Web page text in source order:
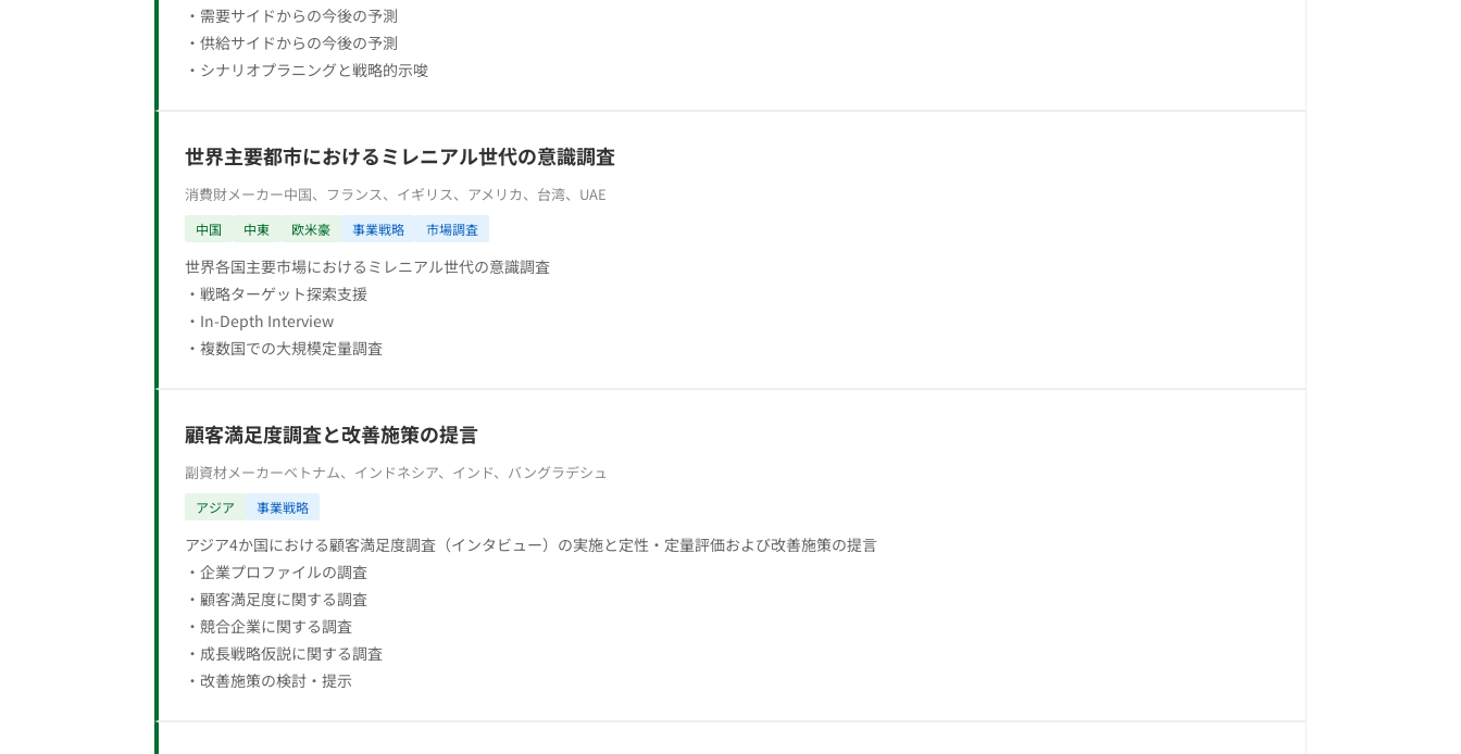
・需要サイドからの今後の予測
・供給サイドからの今後の予測
・シナリオプラニングと戦略的示唆
世界主要都市におけるミレニアル世代の意識調査
消費財メーカー中国、フランス、イギリス、アメリカ、台湾、UAE
中国 中東 欧米豪 事業戦略 市場調査
世界各国主要市場におけるミレニアル世代の意識調査
・戦略ターゲット探索支援
・In-Depth Interview
・複数国での大規模定量調査
顧客満足度調査と改善施策の提言
副資材メーカーベトナム、インドネシア、インド、バングラデシュ
アジア 事業戦略
アジア4か国における顧客満足度調査（インタビュー）の実施と定性・定量評価および改善施策の提言
・企業プロファイルの調査
・顧客満足度に関する調査
・競合企業に関する調査
・成長戦略仮説に関する調査
・改善施策の検討・提示